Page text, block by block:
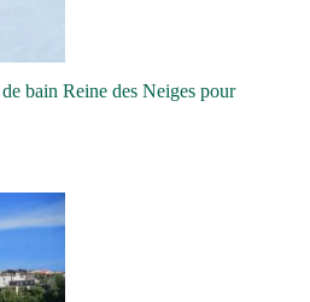
bain Reine des Neiges pour